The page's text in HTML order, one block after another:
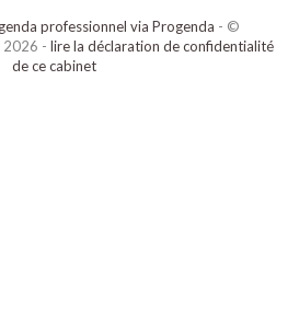
professionnel via Progenda - ©
2026 - lire la déclaration de confidentialité
de ce cabinet